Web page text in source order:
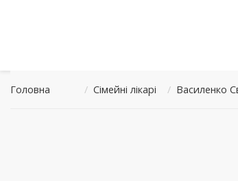
Головна / Сімейні лікарі / Василенко